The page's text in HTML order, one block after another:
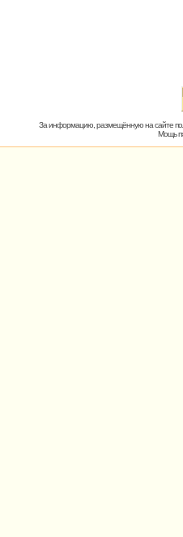
За информацию, размещённую на сайте
Мощь